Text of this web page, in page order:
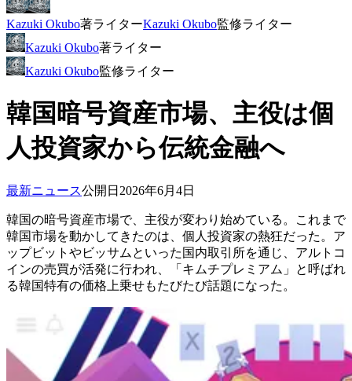
Kazuki Okubo著ライターKazuki Okubo監修ライター
Kazuki Okubo著ライター
Kazuki Okubo監修ライター
韓国暗号資産市場、主役は個
人投資家から伝統金融へ
最新ニュース公開日 2026年6月4日
韓国の暗号資産市場で、主役が変わり始めている。これまで
韓国市場を動かしてきたのは、個人投資家の熱狂だった。ア
ップビットやビッサムといった国内取引所を通じ、アルトコ
インの売買が活発に行われ、「キムチプレミアム」と呼ばれ
る韓国特有の価格上乗せもたびたび話題になった。